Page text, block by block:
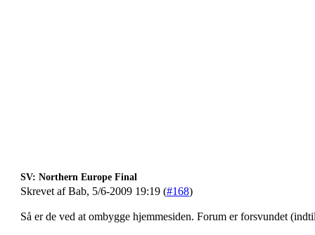
SV: Northern Europe Final
Skrevet af Bab, 5/6-2009 19:19 (#168)
Så er de ved at ombygge hjemmesiden. Forum er forsvundet